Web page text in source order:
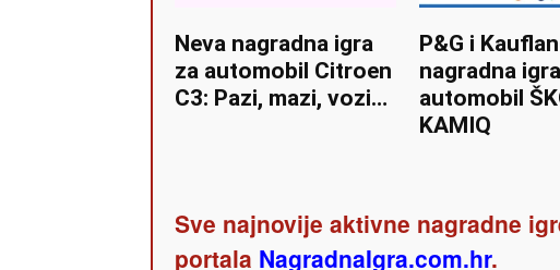
Neva nagradna igra
za automobil Citroen
C3: Pazi, mazi, vozi…
P&G i
nagradna
automobil
KAMIQ
Sve najnovije aktivne nagradne
portala NagradnaIgra.com.hr.